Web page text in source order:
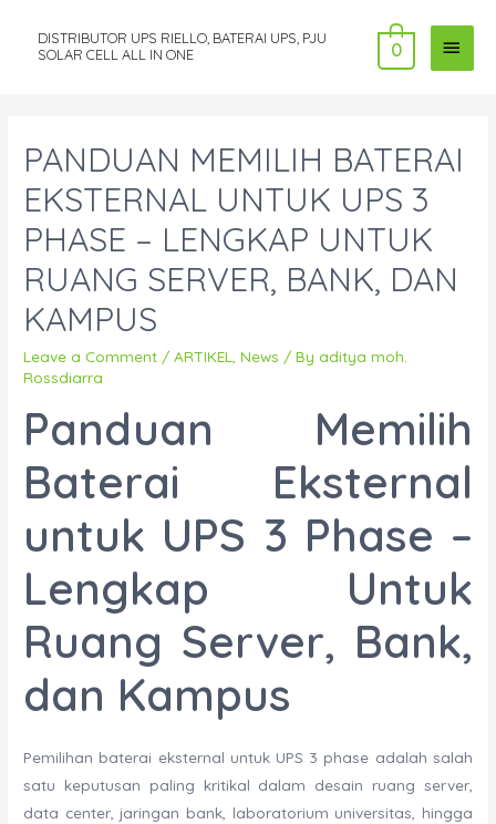
DISTRIBUTOR UPS RIELLO, BATERAI UPS, PJU
SOLAR CELL ALL IN ONE
MAIN
0
PANDUAN MEMILIH BATERAI
EKSTERNAL UNTUK UPS 3
PHASE – LENGKAP UNTUK
RUANG SERVER, BANK, DAN
KAMPUS
Leave a Comment /ARTIKEL ,News / Byaditya moh.
Rossdiarra
Panduan Memilih
Baterai Eksternal
untuk UPS 3 Phase –
Lengkap Untuk
Ruang Server, Bank,
dan Kampus
Pemilihan baterai eksternal untuk UPS 3 phase adalah salah
satu keputusan paling kritikal dalam desain ruang server,
data center, jaringan bank, laboratorium universitas, hingga